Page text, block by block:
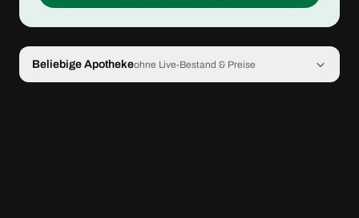
Beliebige Apothekeohne Live-Bestand & Preise